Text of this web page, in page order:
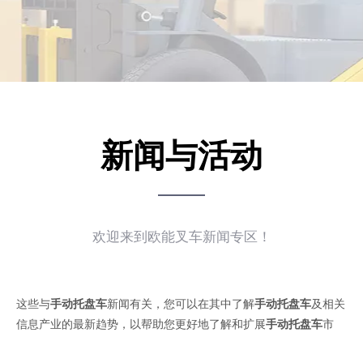
新闻与活动
欢迎来到欧能叉车新闻专区！
这些与手动托盘车新闻有关，您可以在其中了解手动托盘车及相关
信息产业的最新趋势，以帮助您更好地了解和扩展手动托盘车市